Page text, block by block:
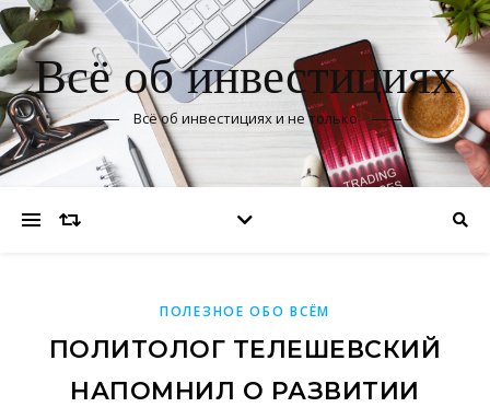
Всё об инвестициях
Всё об инвестициях и не только
ПОЛЕЗНОЕ ОБО ВСЁМ
ПОЛИТОЛОГ ТЕЛЕШЕВСКИЙ
НАПОМНИЛ О РАЗВИТИИ